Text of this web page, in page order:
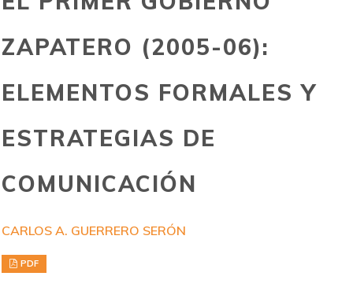
ZAPATERO (2005-06):
ELEMENTOS FORMALES Y
ESTRATEGIAS DE
COMUNICACIÓN
CARLOS A. GUERRERO SERÓN
PDF